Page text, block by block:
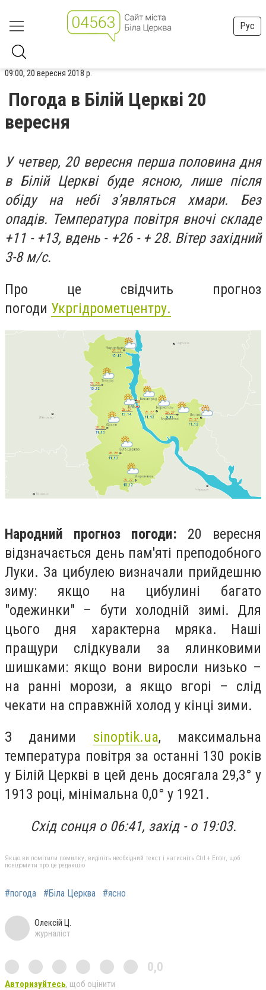
Рус
09:00, 20 вересня 2018 р.
Погода в Білій Церкві 20
вересня
У четвер, 20 вересня перша половина дня
в Білій Церкві буде ясною, лише після
обіду на небі з’являться хмари. Без
опадів. Температура повітря вночі складе
+11 - +13, вдень - +26 - + 28. Вітер західний
3-8 м/с.
Про це свідчить прогноз
погоди Укргідрометцентру.
Народний прогноз погоди: 20 вересня
відзначається день пам'яті преподобного
Луки. За цибулею визначали прийдешню
зиму: якщо на цибулині багато
"одежинки" – бути холодній зимі. Для
цього дня характерна мряка. Наші
пращури слідкували за ялинковими
шишками: якщо вони виросли низько –
на ранні морози, а якщо вгорі – слід
чекати на справжній холод у кінці зими.
З даними sinoptik.ua, максимальна
температура повітря за останні 130 років
у Білій Церкві в цей день досягала 29,3° у
1913 році, мінімальна 0,0° у 1921.
Схід сонця о 06:41, захід - о 19:03.
Якщо ви помітили помилку, виділіть необхідний текст і натисніть Ctrl + Enter, щоб
повідомити про це редакцію
#погода #Біла Церква #ясно
Олексій Ц.
журналіст
0,0
Авторизуйтесь, щоб оцінити